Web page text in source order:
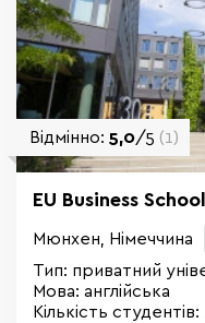
Відмінно: 5,0/5 (1)
EU Business School
Мюнхен, Німеччина
Тип: приватний
Мова: англійська
Кількість